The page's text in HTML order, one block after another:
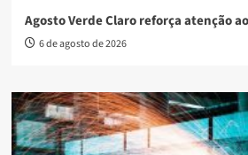
Agosto Verde Claro reforça atenção
6 de agosto de 2026